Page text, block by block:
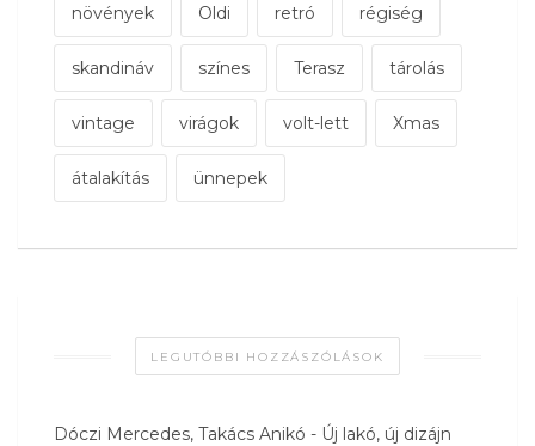
növények Oldi retró régiség
skandináv színes Terasz tárolás
vintage virágok volt-lett Xmas
átalakítás ünnepek
LEGUTÓBBI HOZZÁSZÓLÁSOK
Dóczi Mercedes, Takács Anikó - Új lakó, új dizájn